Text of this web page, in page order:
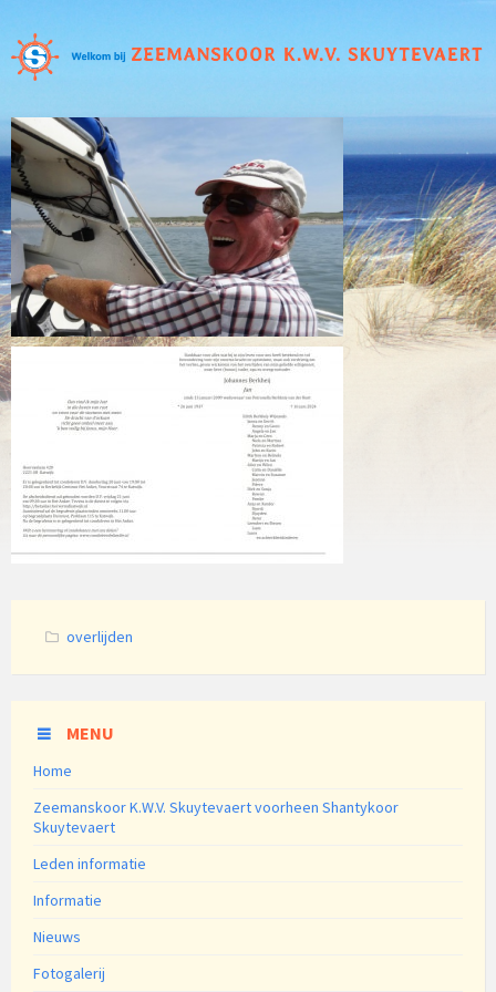
Categories:
overlijden
MENU
Home
Zeemanskoor K.W.V. Skuytevaert voorheen Shantykoor
Skuytevaert
Leden informatie
Informatie
Nieuws
Fotogalerij